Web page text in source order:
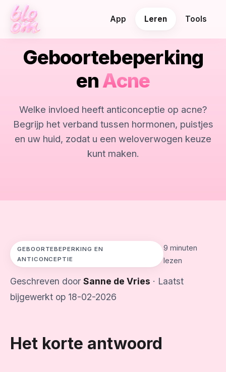
App Leren Tools
Geboortebeperking
enAcne
Welke invloed heeft anticonceptie op acne?
Begrijp het verband tussen hormonen, puistjes
en uw huid, zodat u een weloverwogen keuze
kunt maken.
GEBOORTEBEPERKING EN
ANTICONCEPTIE
9 minuten
lezen
Geschreven door Sanne de Vries · Laatst
bijgewerkt op 18-02-2026
Het korte antwoord